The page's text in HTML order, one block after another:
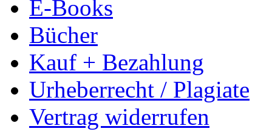
E-Books
Bücher
Kauf + Bezahlung
Urheberrecht / Plagiate
Vertrag widerrufen